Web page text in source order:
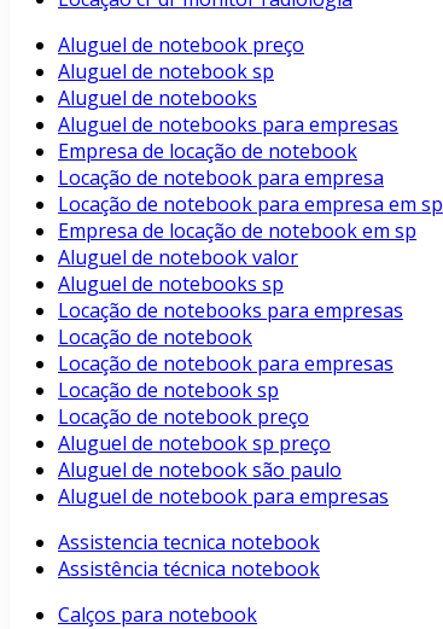
Aluguel de notebook preço
Aluguel de notebook sp
Aluguel de notebooks
Aluguel de notebooks para empresas
Empresa de locação de notebook
Locação de notebook para empresa
Locação de notebook para empresa em sp
Empresa de locação de notebook em sp
Aluguel de notebook valor
Aluguel de notebooks sp
Locação de notebooks para empresas
Locação de notebook
Locação de notebook para empresas
Locação de notebook sp
Locação de notebook preço
Aluguel de notebook sp preço
Aluguel de notebook são paulo
Aluguel de notebook para empresas
Assistencia tecnica notebook
Assistência técnica notebook
Calços para notebook